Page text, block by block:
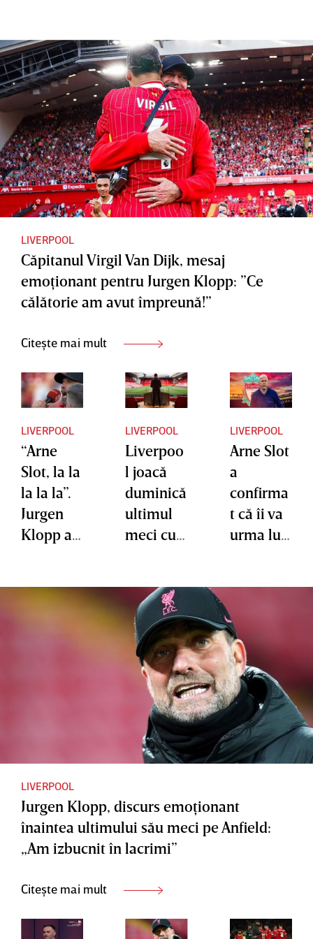
la
lacrimi,
Jürgen
Klopp a
citit
scrisori
de la
fanii lui
Liverpoo
ul lui
Liverpoo
l
LIVERPOOL
Căpitanul Virgil Van Dijk, mesaj
emoţionant pentru Jurgen Klopp: ”Ce
călătorie am avut împreună!”
Citește mai mult
LIVERPOOL
“Arne
Slot, la la
la la la”.
Jurgen
Klopp a
l face să
se simtă
LIVERPOOL
Liverpoo
l joacă
duminică
ultimul
meci cu
bancă.
Mesajul
antrenor
ului la
despărţir
e: “Îmi va
groaznic
de dor de
LIVERPOOL
Arne Slot
a
confirma
t că îi va
urma lui
la
Liverpoo
l
LIVERPOOL
Jurgen Klopp, discurs emoţionant
înaintea ultimului său meci pe Anfield:
„Am izbucnit în lacrimi”
Citește mai mult